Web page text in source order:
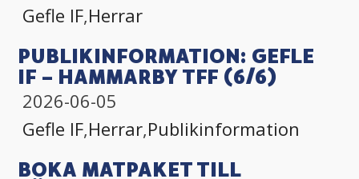
Gefle IF,Herrar
PUBLIKINFORMATION: GEFLE
IF – HAMMARBY TFF (6/6)
2026-06-05
Gefle IF,Herrar,Publikinformation
BOKA MATPAKET TILL